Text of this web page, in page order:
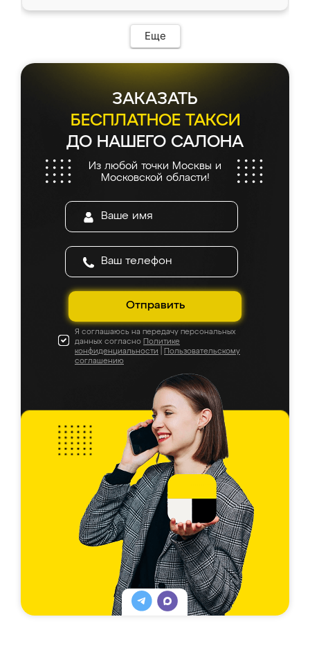
мебель сразу встала на свое место без
каких-либо доработок. Качеством осталась
довольна, все выглядит так, как и ожидала.
Еще
ЗАКАЗАТЬ
БЕСПЛАТНОЕ ТАКСИ
ДО НАШЕГО САЛОНА
Из любой точки Москвы и
Московской области!
Отправить
Я соглашаюсь на передачу персональных
данных согласно Политике
конфиденциальности
Пользовательскому
соглашению